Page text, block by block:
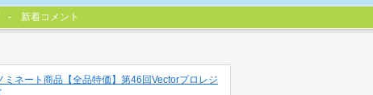
新着コメント